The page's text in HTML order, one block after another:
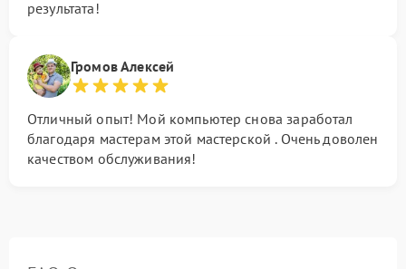
результата!
Громов Алексей
Отличный опыт! Мой компьютер снова заработал
благодаря мастерам этой мастерской . Очень доволен
качеством обслуживания!